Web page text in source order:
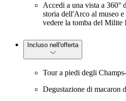
Accedi a una vista a 360°
storia dell'Arco al museo
vedere la tomba del Milite
Incluso nell'offerta
Tour a piedi degli
Degustazione di macaron